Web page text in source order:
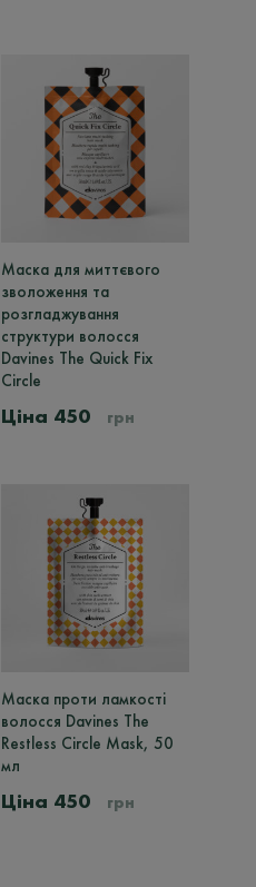
Маска для миттєвого
зволоження та
розгладжування
структури волосся
Davines The Quick Fix
Circle
450 грн
Маска проти ламкості
волосся Davines The
Restless Circle Mask, 50
мл
450 грн